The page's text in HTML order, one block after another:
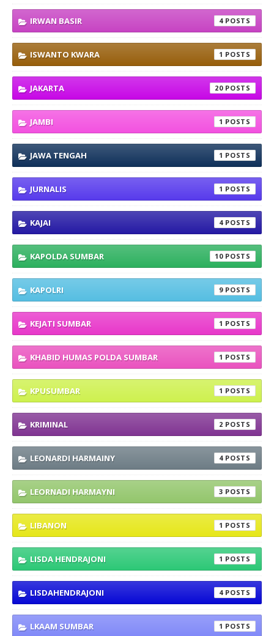
IRWAN BASIR 4
ISWANTO KWARA 1
JAKARTA 20
JAMBI 1
JAWA TENGAH 1
JURNALIS 1
KAJAI 4
KAPOLDA SUMBAR 10
KAPOLRI 9
KEJATI SUMBAR 1
KHABID HUMAS POLDA SUMBAR 1
KPUSUMBAR 1
KRIMINAL 2
LEONARDI HARMAINY 4
LEORNADI HARMAYNI 3
LIBANON 1
LISDA HENDRAJONI 1
LISDAHENDRAJONI 4
LKAAM SUMBAR 1